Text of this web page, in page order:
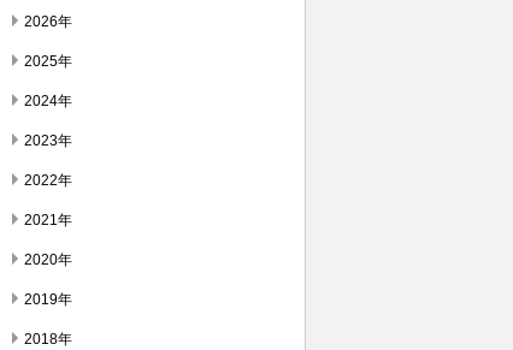
2026年
2025年
2024年
2023年
2022年
2021年
2020年
2019年
2018年